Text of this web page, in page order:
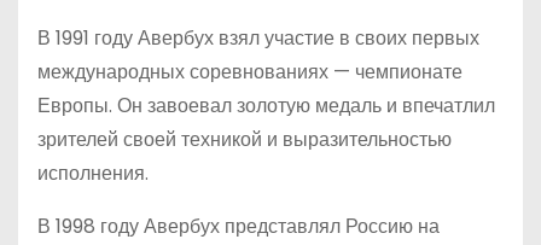
В 1991 году Авербух взял участие в своих первых
международных соревнованиях — чемпионате
Европы. Он завоевал золотую медаль и впечатлил
зрителей своей техникой и выразительностью
исполнения.
В 1998 году Авербух представлял Россию на